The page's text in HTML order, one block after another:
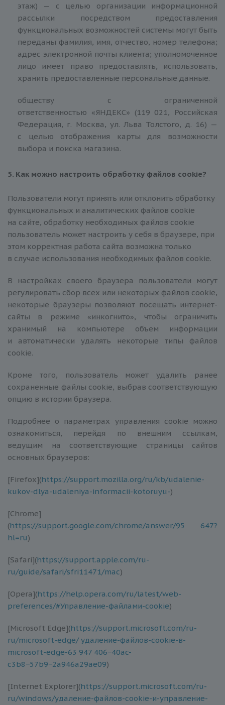
этаж) — с целью организации информационной
рассылки посредством предоставления
функциональных возможностей системы могут быть
переданы фамилия, имя, отчество, номер телефона;
адрес электронной почты клиента; уполномоченное
лицо имеет право предоставлять, использовать,
хранить предоставленные персональные данные.
обществу с ограниченной
ответственностью «ЯНДЕКС» (119 021, Российская
Федерация, г. Москва, ул. Льва Толстого, д. 16) —
с целью отображения карты для возможности
выбора и поиска магазина.
5. Как можно настроить обработку файлов сookie?
Пользователи могут принять или отклонить обработку
функциональных и аналитических файлов cookie
на сайте, обработку необходимых файлов cookie
пользователь может настроить у себя в браузере, при
этом корректная работа сайта возможна только
в случае использования необходимых файлов cookie.
В настройках своего браузера пользователи могут
регулировать сбор всех или некоторых файлов сookie,
некоторые браузеры позволяют посещать интернет-
сайты в режиме «инкогнито», чтобы ограничить
хранимый на компьютере объем информации
и автоматически удалять некоторые типы файлов
cookie.
Кроме того, пользователь может удалить ранее
сохраненные файлы сookie, выбрав соответствующую
опцию в истории браузера.
Подробнее о параметрах управления сookie можно
ознакомиться, перейдя по внешним ссылкам,
ведущим на соответствующие страницы сайтов
основных браузеров:
[Firefox](https://support.mozilla.org/ru/kb/udalenie-
kukov-dlya-udaleniya-informacii-kotoruyu-)
[Chrome]
(https://support.google.com/chrome/answer/95 647?
hl=ru)
[Safari](https://support.apple.com/ru-
ru/guide/safari/sfri11471/mac)
[Opera](https://help.opera.com/ru/latest/web-
preferences/#Управление-файлами-cookie)
[Microsoft Edge](https://support.microsoft.com/ru-
ru/microsoft-edge/ удаление-файлов-cookie-в-
microsoft-edge-63 947 406−40ac-
c3b8−57b9−2a946a29ae09)
[Internet Explorer](https://support.microsoft.com/ru-
ru/windows/удаление-файлов-cookie-и-управление-